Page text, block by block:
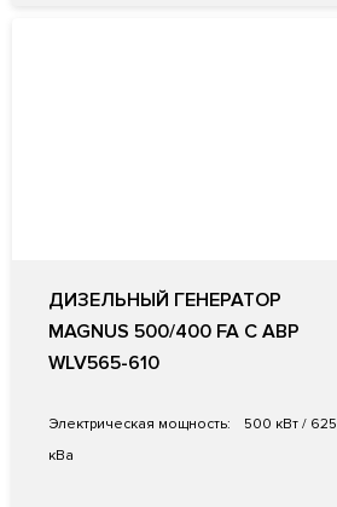
ДИЗЕЛЬНЫЙ ГЕНЕРАТОР
MAGNUS 500/400 FA С АВР
WLV565-610
Электрическая мощность:
500 кВт / 625
кВа